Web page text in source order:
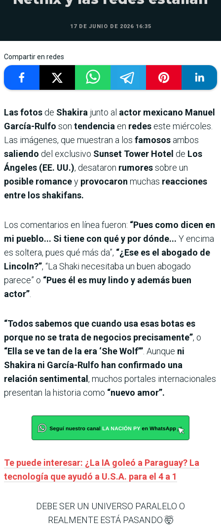
17 DE JUNIO DE 2026 16:35
Compartir en redes
Las fotos de Shakira junto al actor mexicano Manuel
García-Rulfo son tendencia en redes este miércoles.
Las imágenes, que muestran a los famosos ambos
saliendo del exclusivo Sunset Tower Hotel de Los
Ángeles (EE. UU.), desataron rumoressobre un
posible romancey provocaron muchas reacciones
entre los shakifans.
Los comentarios en línea fueron: “Pues como dicen en
mi pueblo... Si tiene con qué y por dónde... Y encima
es soltera, pues qué más da”, “¿Ese es el abogado de
Lincoln?”, “La Shaki necesitaba un buen abogado
parece” o “Pues él es muy lindo y además buen
actor”
“Todos sabemos que cuando usa esas botas es
porque no se trata de negocios precisamente”, o
“Ella se ve tan de la era ‘She Wolf’” . Aunque ni
Shakira ni García-Rulfo han confirmado una
relación sentimental , muchos portales internacionales
presentan la historia como “nuevo amor”.
Te puede interesar: ¿La IA goleó a Paraguay? La
tecnología que ayudó a U.S.A. para el 4 a 1
DEBE SER UN UNIVERSO PARALELO O
REALMENTE ESTÁ PASANDO 🤯